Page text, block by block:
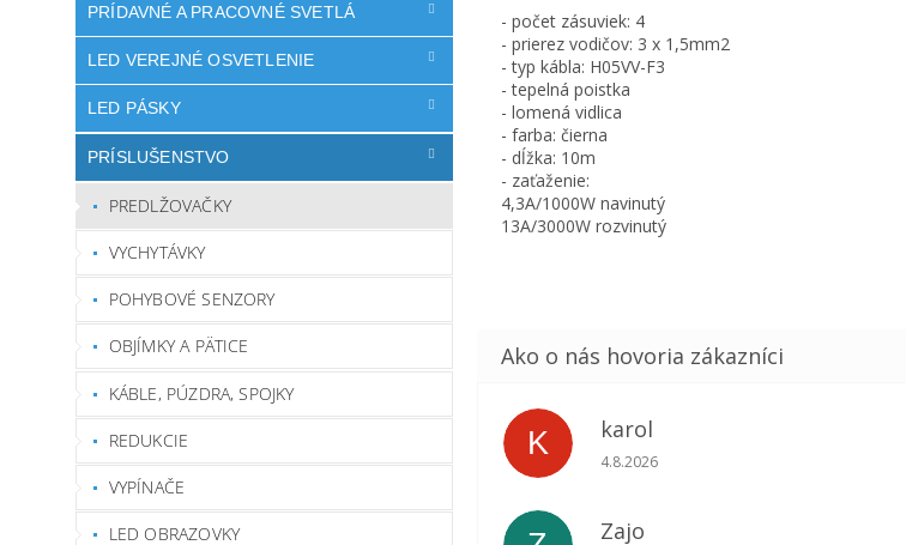
PRÍDAVNÉ A PRACOVNÉ SVETLÁ
LED VEREJNÉ OSVETLENIE
LED PÁSKY
PRÍSLUŠENSTVO
PREDLŽOVAČKY
VYCHYTÁVKY
POHYBOVÉ SENZORY
OBJÍMKY A PÄTICE
KÁBLE, PÚZDRA, SPOJKY
REDUKCIE
VYPÍNAČE
LED OBRAZOVKY
- počet zásuviek: 4
- prierez vodičov: 3 x 1,5mm2
- typ kábla: H05VV-F3
- tepelná poistka
- lomená vidlica
- farba: čierna
- dĺžka: 10m
- zaťaženie:
4,3A/1000W navinutý
13A/3000W rozvinutý
K karol
Hodnotenie obchodu je 5 z 5 hviezdičiek.
4.8.2026
Zajo